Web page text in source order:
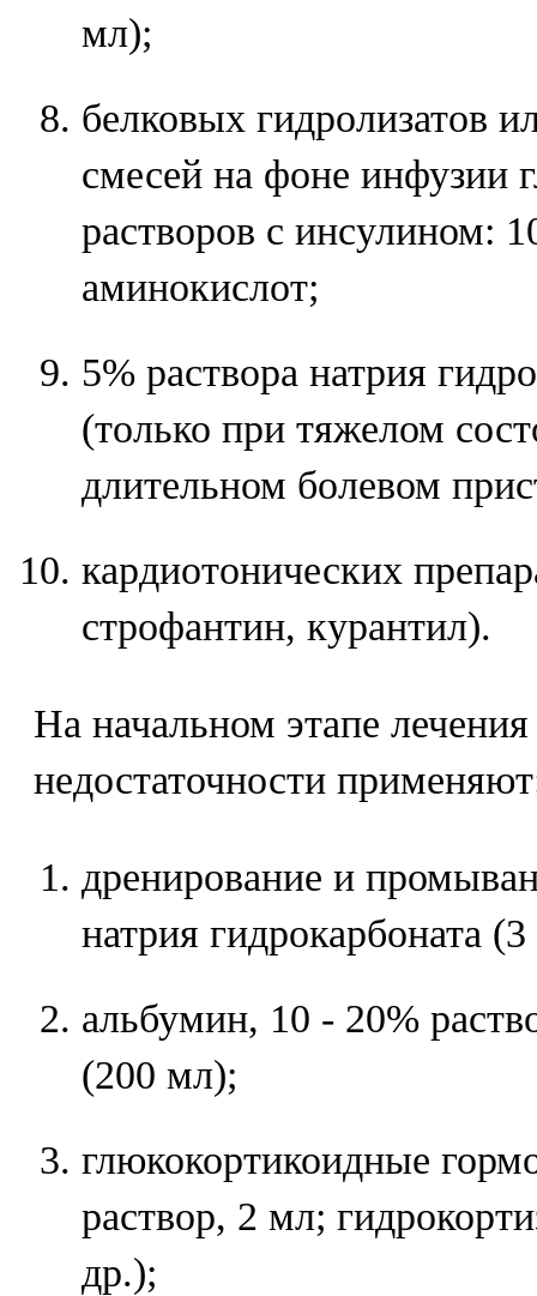
мл);
белковых гидролизатов
смесей на фоне инфузии
растворов с инсулином:
аминокислот;
5% раствора натрия
(только при тяжелом
длительном болевом
кардиотонических
строфантин, курантил).
На начальном этапе
недостаточности
дренирование и
натрия гидрокарбоната
альбумин, 10 - 20%
(200 мл);
глюкокортикоидные
раствор, 2 мл;
др.);